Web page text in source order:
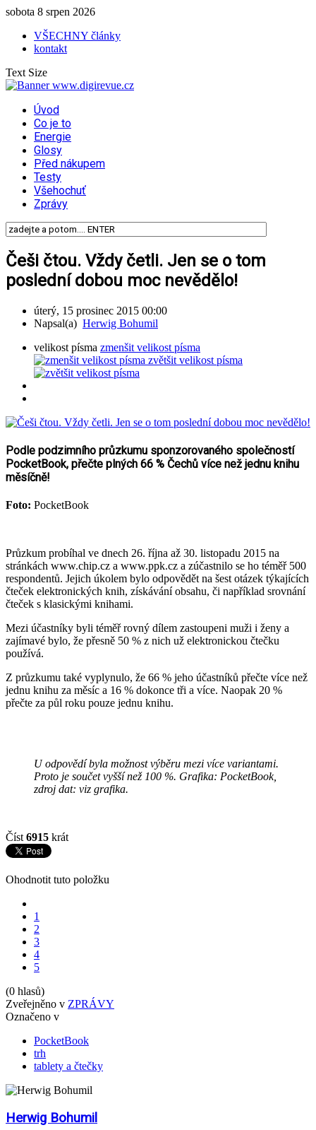
sobota 8 srpen 2026
VŠECHNY články
kontakt
Text Size
Úvod
Co je to
Energie
Glosy
Před nákupem
Testy
Všehochuť
Zprávy
Češi čtou. Vždy četli. Jen se o tom
poslední dobou moc nevědělo!
úterý, 15 prosinec 2015 00:00
Napsal(a) Herwig Bohumil
velikost písma zmenšit velikost písma
zvětšit velikost písma
Podle podzimního průzkumu sponzorovaného společností
PocketBook, přečte plných 66 % Čechů více než jednu knihu
měsíčně!
Foto: PocketBook
Průzkum probíhal ve dnech 26. října až 30. listopadu 2015 na
stránkách www.chip.cz a www.ppk.cz a zúčastnilo se ho téměř 500
respondentů. Jejich úkolem bylo odpovědět na šest otázek týkajících
čteček elektronických knih, získávání obsahu, či například srovnání
čteček s klasickými knihami.
Mezi účastníky byli téměř rovný dílem zastoupeni muži i ženy a
zajímavé bylo, že přesně 50 % z nich už elektronickou čtečku
používá.
Z průzkumu také vyplynulo, že 66 % jeho účastníků přečte více než
jednu knihu za měsíc a 16 % dokonce tři a více. Naopak 20 %
přečte za půl roku pouze jednu knihu.
U odpovědí byla možnost výběru mezi více variantami.
Proto je součet vyšší než 100 %. Grafika: PocketBook,
zdroj dat: viz grafika.
Číst 6915 krát
Ohodnotit tuto položku
1
2
3
4
5
(0 hlasů)
Zveřejněno v ZPRÁVY
Označeno v
PocketBook
trh
tablety a čtečky
Herwig Bohumil